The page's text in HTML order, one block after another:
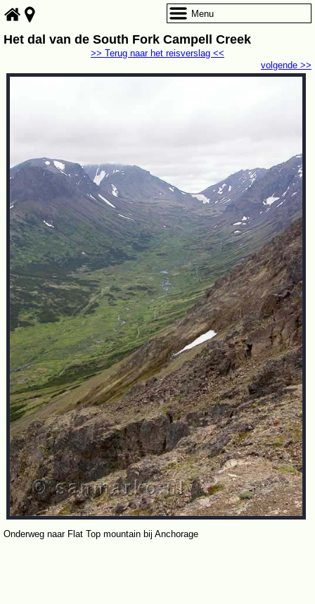
Het dal van de South Fork Campell Creek
volgende >>
>> Terug naar het reisverslag <<
Onderweg naar Flat Top mountain bij Anchorage
Menu